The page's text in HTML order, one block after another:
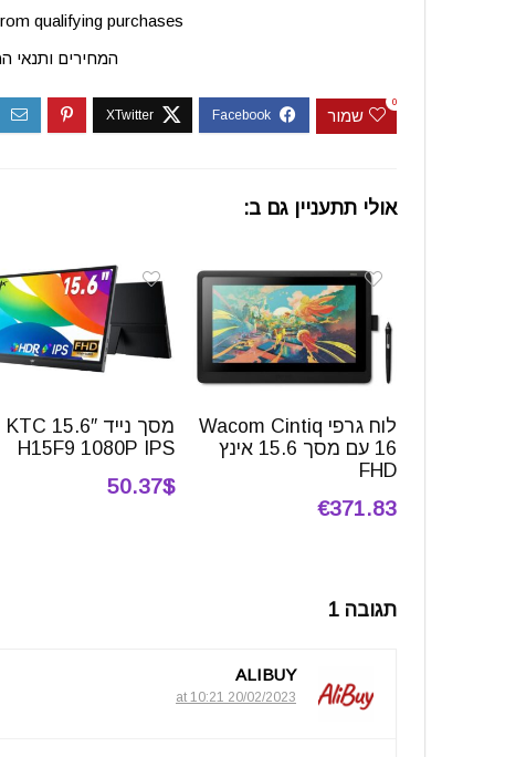
qualifying purchases.
המחירים ותנאי
שמור
0
אולי תתעניין גם ב:
לוח גרפי Wacom Cintiq
16 עם מסך 15.6 אינץ
FHD
€371.83
מסך נייד 15.6″ KTC
H15F9 1080P IPS
50.37$
תגובה 1
ALIBUY
20/02/2023 at 10:21